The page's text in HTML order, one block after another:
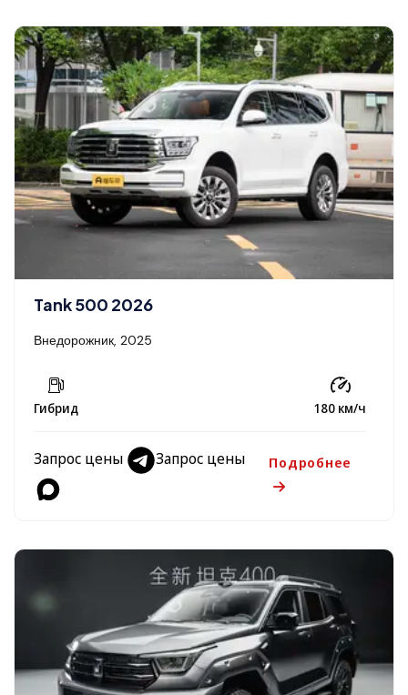
Tank 500 2026
Внедорожник, 2025
Гибрид 180 км/ч
Запрос цены Запрос цены Подробнее